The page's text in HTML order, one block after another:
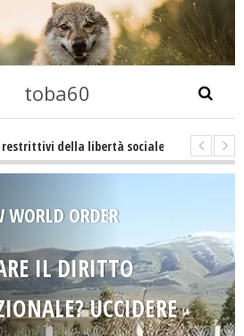
toba60
libertà sociale e civile degli individui,
che l'incarnazione perfetta dei nostri
WORLD ORDER
IL DIRITTO
UCCIDERE